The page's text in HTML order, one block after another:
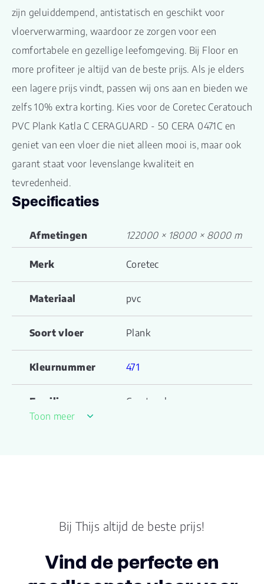
zijn geluiddempend, antistatisch en geschikt voor
vloerverwarming, waardoor ze zorgen voor een
comfortabele en gezellige leefomgeving. Bij Floor en
more profiteer je altijd van de beste prijs. Als je elders
een lagere prijs vindt, passen wij ons aan en bieden we
zelfs 10% extra korting. Kies voor de Coretec Ceratouch
PVC Plank Katla C CERAGUARD - 50 CERA 0471C en
geniet van een vloer die niet alleen mooi is, maar ook
garant staat voor levenslange kwaliteit en
tevredenheid.
Specificaties
Afmetingen 122000 × 18000 × 8000 m
Merk Coretec
Materiaal pvc
Soort vloer Plank
Kleurnummer 471
Familienaam Ceratouch
Aantal per pak 9
Toon meer
Bij Thijs altijd de beste prijs!
Vind de perfecte en